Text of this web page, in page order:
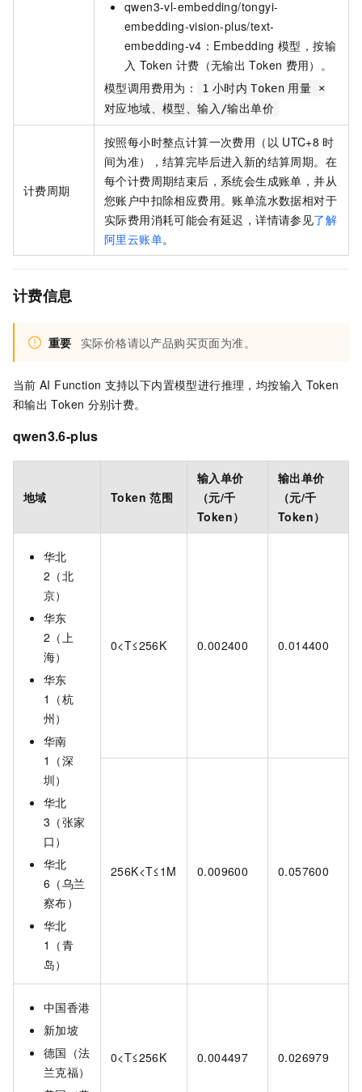
qwen3-vl-embedding/tongyi-
embedding-vision-plus/text-
embedding-v4：Embedding 模型，按输
入 Token 计费（无输出 Token 费用）。
模型调用费用为：
1 小时内 Token 用量 ×
对应地域、模型、输入/输出单价
计费周期
按照每小时整点计算一次费用（以 UTC+8 时
间为准），结算完毕后进入新的结算周期。在
每个计费周期结束后，系统会生成账单，并从
您账户中扣除相应费用。账单流水数据相对于
实际费用消耗可能会有延迟，详情请参见了解
阿里云账单。
计费信息
重要 实际价格请以产品购买页面为准。
当前 AI Function 支持以下内置模型进行推理，均按输入 Token
和输出 Token 分别计费。
qwen3.6-plus
地域 Token 范围
输入单价
（元/千
Token）
输出单价
（元/千
Token）
华北
2（北
京）
华东
2（上
海）
华东
1（杭
州）
华南
1（深
圳）
华北
3（张家
口）
华北
6（乌兰
察布）
华北
1（青
岛）
0<T≤256K 0.002400 0.014400
256K<T≤1M 0.009600 0.057600
中国香港
新加坡
德国（法
兰克福）
0<T≤256K 0.004497 0.026979